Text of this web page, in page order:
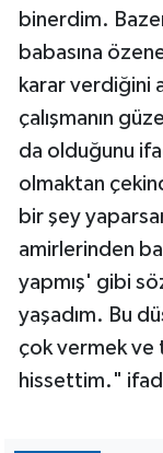
binerdim.
babasına
karar verdiğini
çalışmanın
da olduğunu
olmaktan
bir şey
amirlerinden
yapmış' gibi
yaşadım. Bu
çok vermek ve
hissettim."